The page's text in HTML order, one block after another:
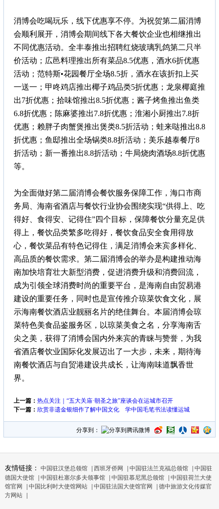
消博会吃喝玩乐，线下优惠享不停。为祝贺第二届消博
会顺利展开，消博会期间线下各大餐饮企业也相继推出
不同优惠活动。全丰泰推出招聘红烧玻璃乳鸽第二只半
价活动；広邑料理推出所有菜品8.5优惠，酒水6折优惠
活动；范特斯•花园餐厅全场8.5折，酒水在该折扣上买
一送一；甲咚鸡店推出椰子鸡品类5折优惠；龙泉椰庭推
出7折优惠；拾味馆推出8.5折优惠；酱子烤鱼推出鱼类
6.8折优惠；陈麻婆推出7.8折优惠；淮湘小厨推出7.8折
优惠；赖胖子肉蟹煲推出煲类8.5折活动；蛙来哒推出8.8
折优惠；鱼邸推出全场锅类8.8折活动；美乐越泰餐厅8
折活动；新一番推出8.8折活动；牛局烧肉酒场8.8折优惠
等。
为全面做好第二届消博会餐饮服务保障工作，海口市商
务局、海南省酒店与餐饮行业协会围绕实现“供得上、吃
得好、食得安、记得住”四个目标，保障餐饮分量充足供
得上，餐饮品类繁多吃得好，餐饮食品安全食用得放
心，餐饮菜品有特色记得住，满足消博会来宾多样化、
高品质的餐饮需求。第二届消博会的举办是构建推动海
南加快培育壮大新型消费，促进消费升级和消费回流，
成为引领全球消费时尚的重要平台，是海南自由贸易港
建设的重要任务，同时也是宣传推介琼菜饮食文化，展
示海南餐饮酒店业靓丽名片的绝佳舞台。本届消博会琼
菜特色美食品鉴服务区，以琼菜美食之名，分享海南舌
尖之美，获得了消博会国内外来宾的青睐与赞誉，为我
省酒店餐饮业国际化发展迈出了一大步，未来，期待海
南餐饮酒店与自贸港建设共成长，让海南味道飘香世
界。
上一篇： 热点关注｜“五大关庙·朝圣之旅”座谈会在运城市召开
下一篇： 欣赏非遗金银细作了解中国文化 学中国毛笔书法读懂运城
分享到：
友情链接： 中国驻汉堡总领馆 | 西班牙侨网 | 中国驻法兰克福总领馆 | 中国驻
德国大使馆 | 中国驻杜塞尔多夫领事馆 | 中国驻慕尼黑总领馆 | 中国驻荷兰大使
馆官网
| 中国比利时大使馆网站 | 中国驻法国大使馆官网 | 德中旅游文化传媒官
方网站 |